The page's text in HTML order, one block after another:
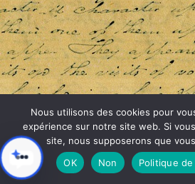
Nous utilisons des cookies pour
expérience sur notre site web. Si
site, nous supposerons que
OK
Non Politique